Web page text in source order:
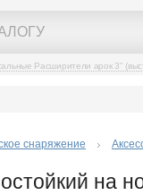
Расширители арок 3"
снаряжение
на